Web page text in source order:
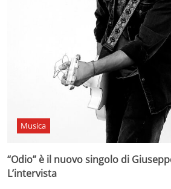
Musica
“Odio” è il nuovo singolo di
L’intervista